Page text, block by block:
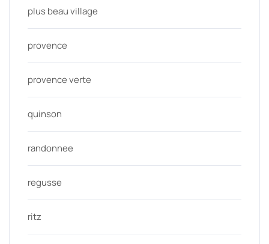
plus beau village
provence
provence verte
quinson
randonnee
regusse
ritz